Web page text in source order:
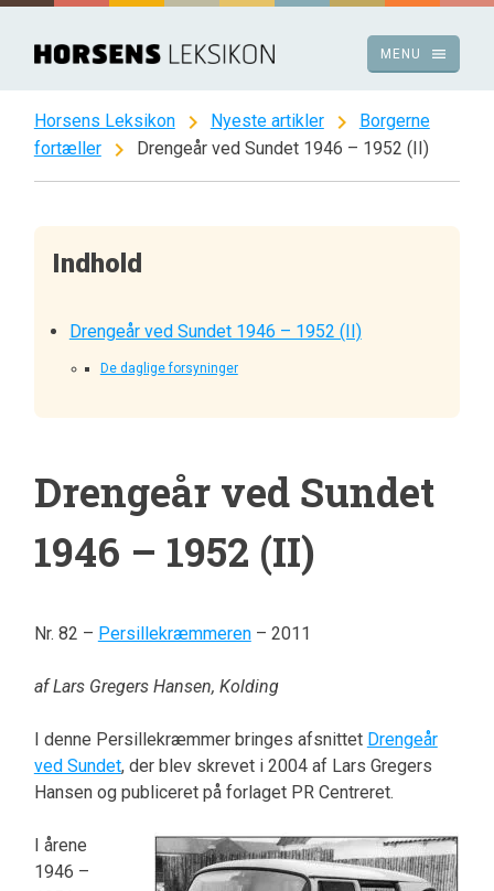
Spring
indhold
menu
MENU
Horsens Leksikon chevron_right Nyeste artikler chevron_right
Borgerne
fortæller
chevron_right Drengeår ved Sundet 1946 – 1952 (II)
Indhold
Drengeår ved Sundet 1946 – 1952 (II)
De daglige forsyninger
Drengeår ved Sundet
1946 – 1952 (II)
Nr. 82 – Persillekræmmeren– 2011
af Lars Gregers Hansen, Kolding
I denne Persillekræmmer bringes afsnittet Drengeår
ved Sundet, der blev skrevet i 2004 af Lars Gregers
Hansen og publiceret på forlaget PR Centreret.
I årene
1946 –